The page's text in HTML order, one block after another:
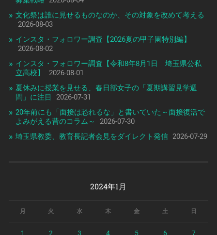
文化祭は誰に見せるものなのか、その対象を改めて考える
2026-08-03
インスタ・フォロワー調査【2026夏の甲子園特別編】
2026-08-02
インスタ・フォロワー調査【令和8年8月1日 埼玉県公私
立高校】
2026-08-01
夏休みに授業を見せる、春日部女子の「夏期講習見学週
間」に注目
2026-07-31
20年前にも「面接は恐れるな」と書いていた～面接復活で
よみがえる昔のコラム～
2026-07-30
埼玉県教委、教育長記者会見をダイレクト発信 2026-07-29
2024年1月
月 火 水 木 金 土 日
1 2 3 4 5 6 7